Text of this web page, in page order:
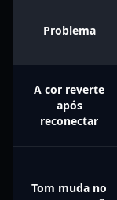
Problema
A cor reverte
após
reconectar
Tom muda no